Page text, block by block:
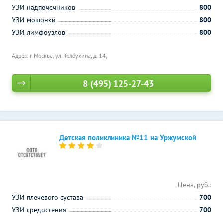
Адрес: г. Москва, ул. Толбухина, д. 14,
УЗИ надпочечников
800
УЗИ мошонки
800
УЗИ лимфоузлов
800
8 (495) 125-27-43
Детская поликлиника №11 на Уржумской
Цена, руб.:
УЗИ плечевого сустава
700
УЗИ средостения
700